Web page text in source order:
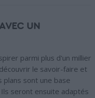
UN
parmi plus d'un millier
le savoir-faire et
plans sont une base
seront ensuite adaptés